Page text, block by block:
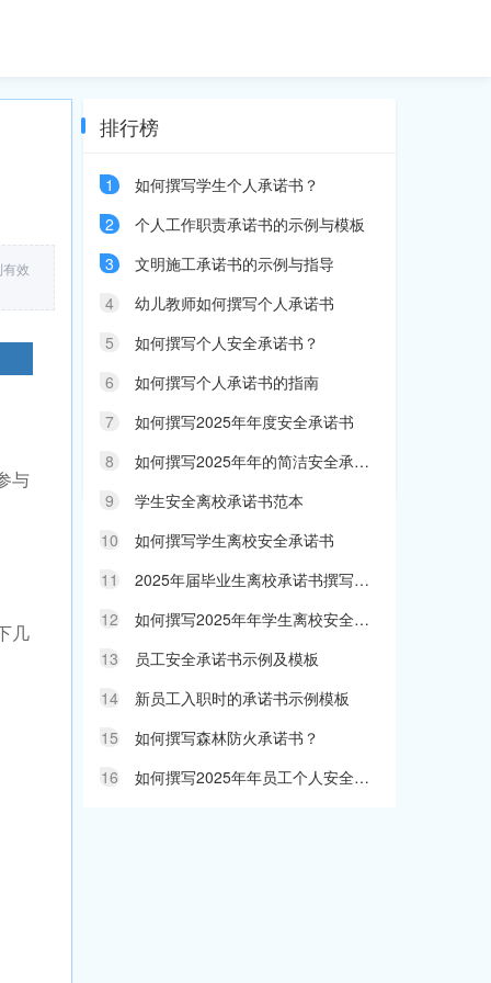
效
与
几
排行榜
1
如何撰写学生个人承诺书？
2
个人工作职责承诺书的示例与模板
3
文明施工承诺书的示例与指导
4
幼儿教师如何撰写个人承诺书
5
如何撰写个人安全承诺书？
6
如何撰写个人承诺书的指南
7
如何撰写2025年年度安全承诺书
8
如何撰写2025年年的简洁安全承诺书
9
学生安全离校承诺书范本
10
如何撰写学生离校安全承诺书
11
2025年届毕业生离校承诺书撰写指南
12
如何撰写2025年年学生离校安全承诺书指南
13
员工安全承诺书示例及模板
14
新员工入职时的承诺书示例模板
15
如何撰写森林防火承诺书？
16
如何撰写2025年年员工个人安全承诺书